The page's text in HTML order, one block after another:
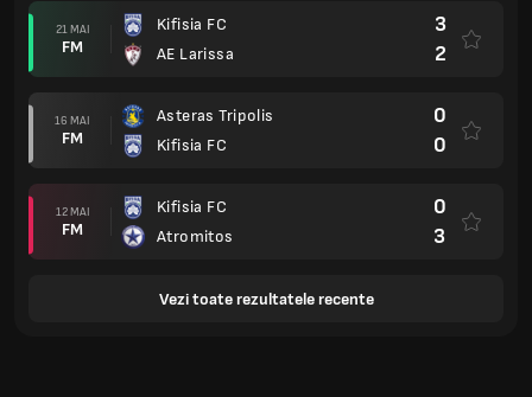
21 MAI
FM
Kifisia FC
AE Larissa
3
2
16 MAI
FM
Asteras Tripolis
Kifisia FC
0
0
12 MAI
FM
Kifisia FC
Atromitos
0
3
Vezi toate rezultatele recente